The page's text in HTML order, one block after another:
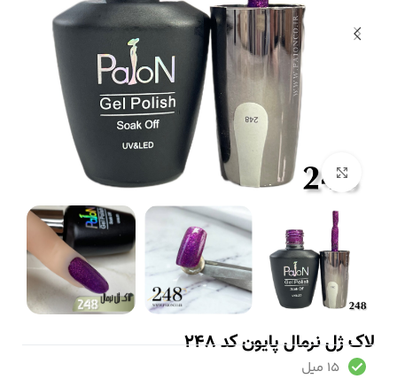
بزرگنمایی تصویر
لاک ژل نرمال پایون کد 248
15 میل